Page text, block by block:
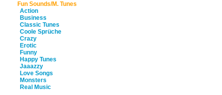
Fun Sounds/M. Tunes
Action
Business
Classic Tunes
Coole Sprüche
Crazy
Erotic
Funny
Happy Tunes
Jaaazzy
Love Songs
Monsters
Real Music